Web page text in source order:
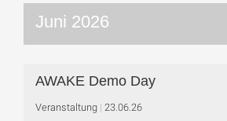
Juni 2026
AWAKE Demo Day
Veranstaltung 23.06.26